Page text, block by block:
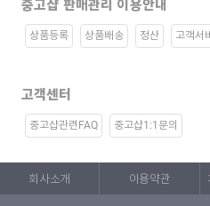
중고샵 판매관리 이용안내
상품등록 상품배송 정산 고객서
고객센터
중고샵관련FAQ 중고샵1:1문의
회사소개 이용약관